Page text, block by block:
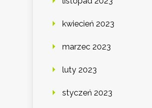
kwiecień 2023
marzec 2023
luty 2023
styczeń 2023